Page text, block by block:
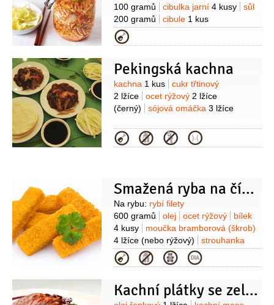
100 gramů
cibulka jarní 4 kusy
sůl
200 gramů
cibule 1 kus
(větší)
50 gramů
česnek50 gramů
Kategorie
Pekingská kachna
Suroviny
kachna 1 kus
cukr třtinový
2 lžíce
ocet rýžový 2 lžíce
(černý)
sójová omáčka 3 lžíce
Kategorie
Smažená ryba na čínský způsob
Suroviny
Na rybu: rybí filety
600 gramů
olej ocet rýžový
bílek
4 kusy
moučka bramborová (škrob)
4 lžíce (nebo rýžový)
strouhanka
8 lžic
olej (na smažení)
rýže(uvařená)
chilli omáčka
1 kus
olej olivový2 lžíce (extra
panenský)
citron (skrojky)
Kategorie
Kachní plátky se zeleninou na pánvi (nebo ve woku)